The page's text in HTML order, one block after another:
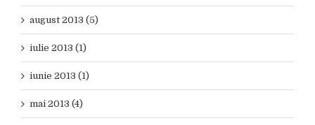
august 2013 (5)
iulie 2013 (1)
iunie 2013 (1)
mai 2013 (4)